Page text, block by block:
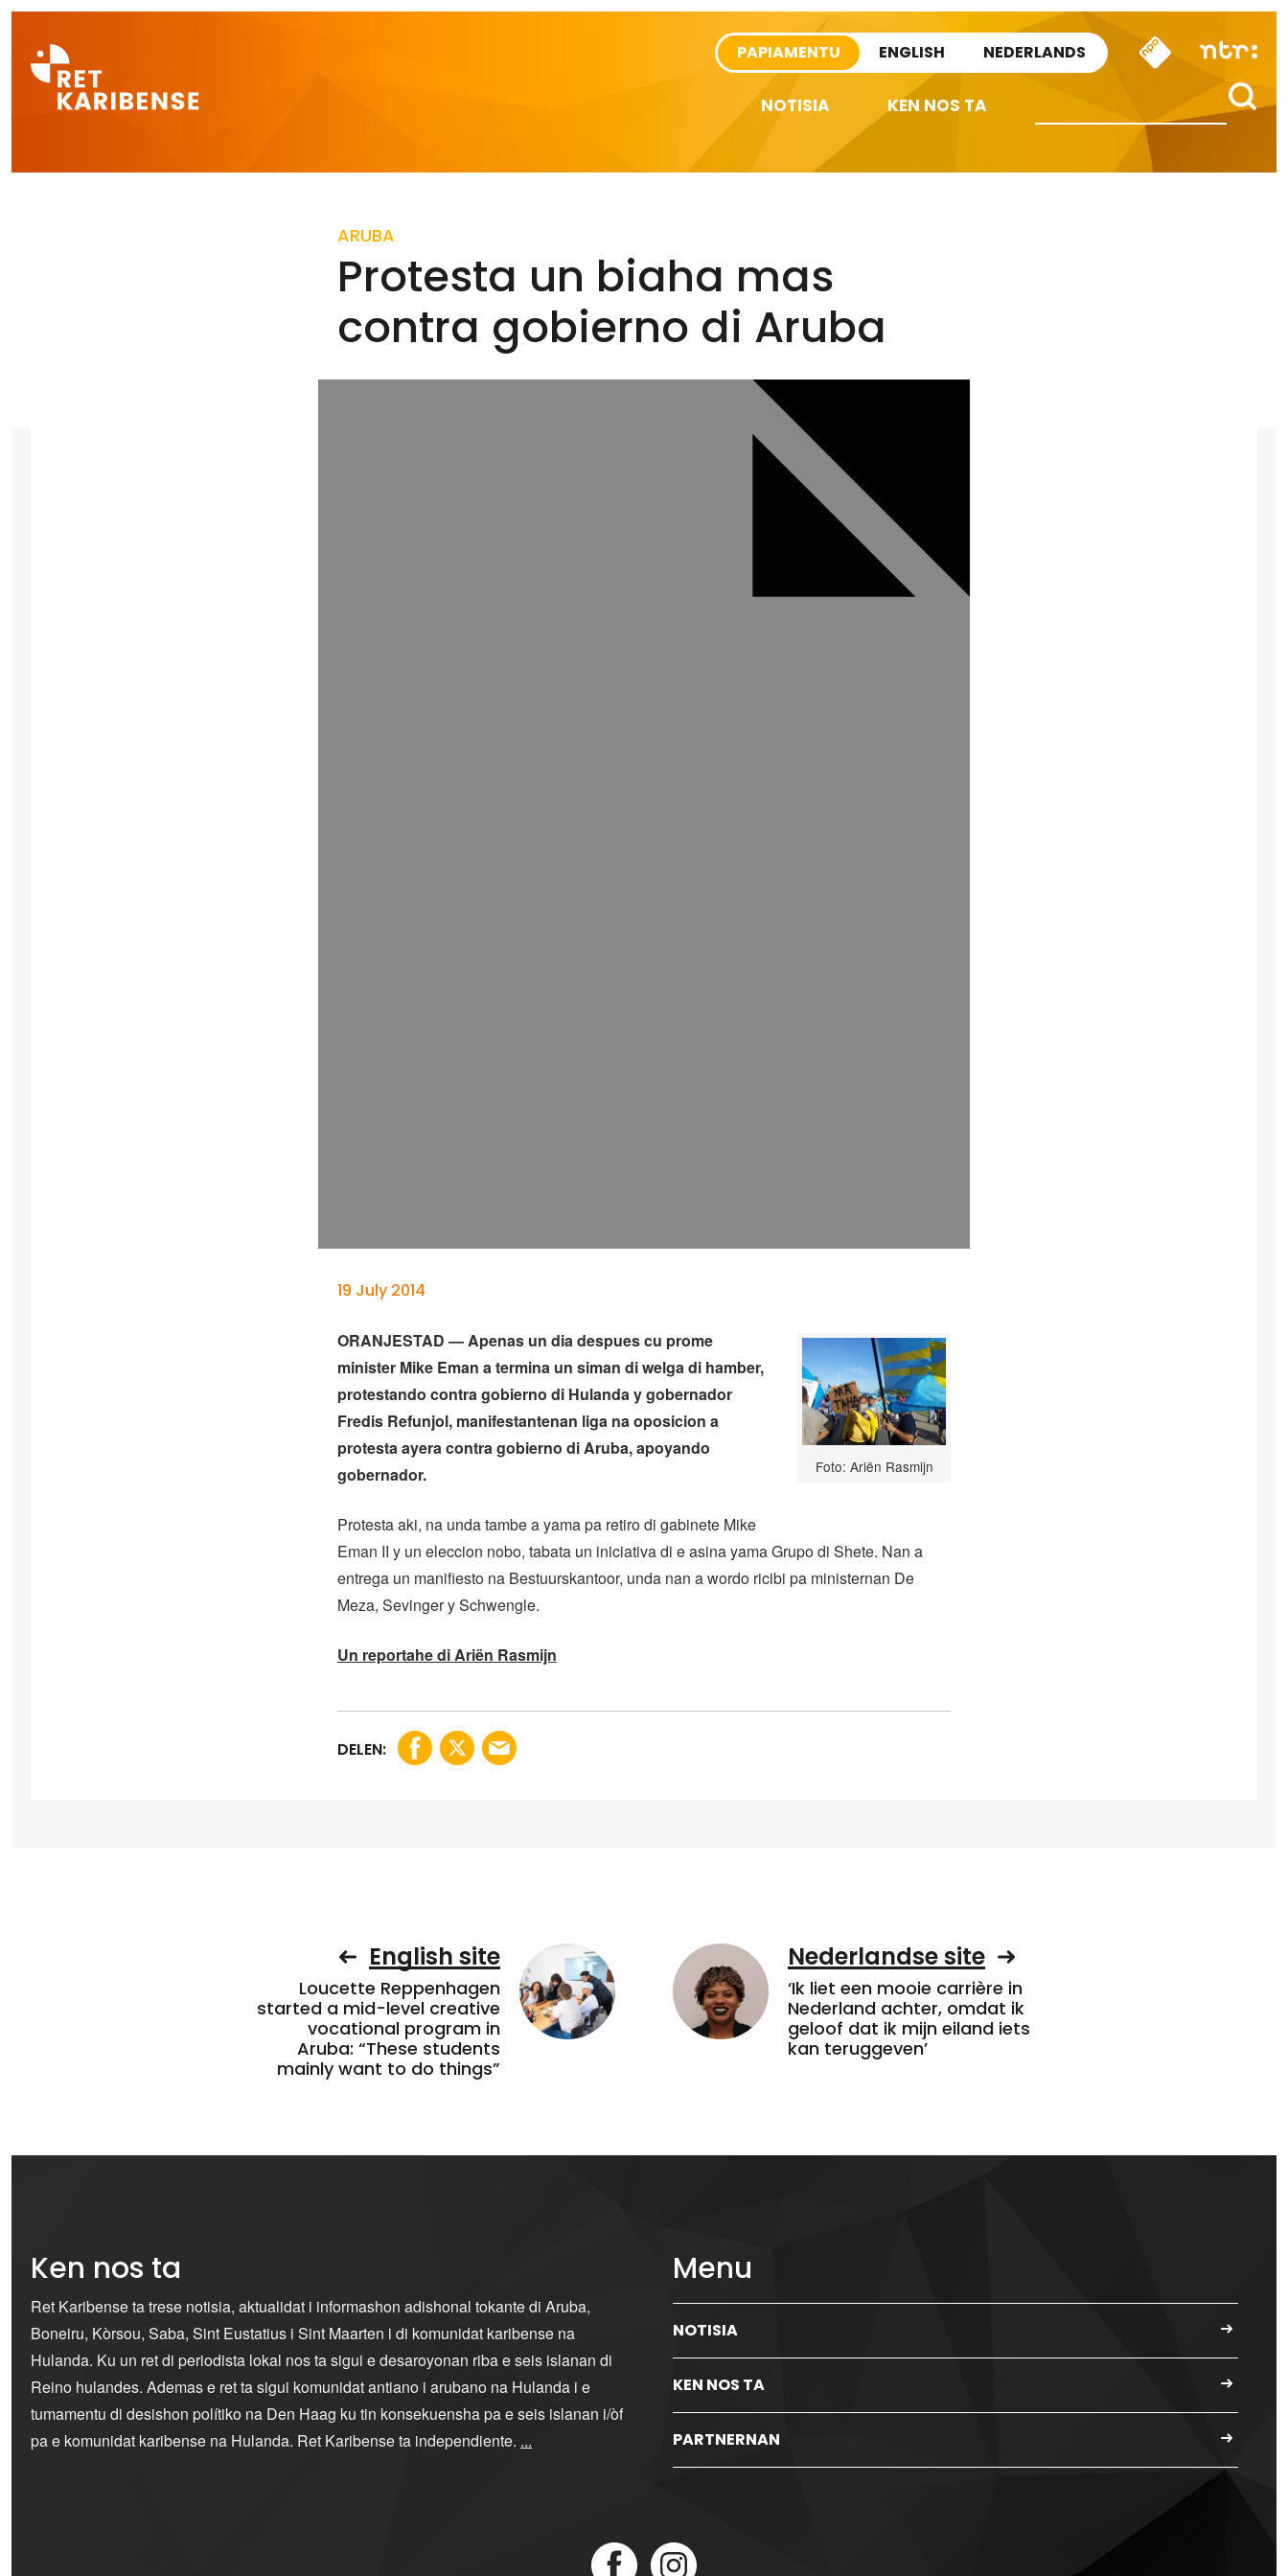
PAPIAMENTU ENGLISH NEDERLANDS
NOTISIA KEN NOS TA
ARUBA
Protesta un biaha mas
contra gobierno di Aruba
19 July 2014
Foto: Ariën Rasmijn
ORANJESTAD — Apenas un dia despues cu prome
minister Mike Eman a termina un siman di welga di hamber,
protestando contra gobierno di Hulanda y gobernador
Fredis Refunjol, manifestantenan liga na oposicion a
protesta ayera contra gobierno di Aruba, apoyando
gobernador.
Protesta aki, na unda tambe a yama pa retiro di gabinete Mike
Eman II y un eleccion nobo, tabata un iniciativa di e asina yama Grupo di Shete. Nan a
entrega un manifiesto na Bestuurskantoor, unda nan a wordo ricibi pa ministernan De
Meza, Sevinger y Schwengle.
Un reportahe di Ariën Rasmijn
DELEN:
English site
Loucette Reppenhagen
started a mid-level creative
vocational program in
Aruba: “These students
mainly want to do things”
Nederlandse site
‘Ik liet een mooie carrière in
Nederland achter, omdat ik
geloof dat ik mijn eiland iets
kan teruggeven’
Ken nos ta
Ret Karibense ta trese notisia, aktualidat i informashon adishonal tokante di Aruba,
Boneiru, Kòrsou, Saba, Sint Eustatius i Sint Maarten i di komunidat karibense na
Hulanda. Ku un ret di periodista lokal nos ta sigui e desaroyonan riba e seis islanan di
Reino hulandes. Ademas e ret ta sigui komunidat antiano i arubano na Hulanda i e
tumamentu di desishon polítiko na Den Haag ku tin konsekuensha pa e seis islanan i/òf
pa e komunidat karibense na Hulanda. Ret Karibense ta independiente. ...
Menu
NOTISIA
KEN NOS TA
PARTNERNAN